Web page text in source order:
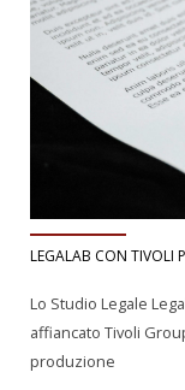
LEGALAB CON TIVOLI
Lo Studio Legale
affiancato Tivoli
produzione